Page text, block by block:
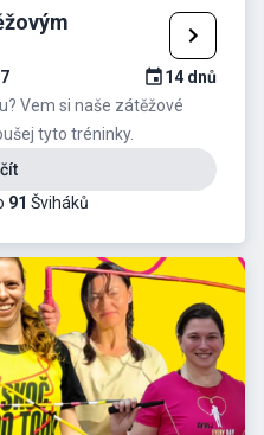
7 14 dnů
Vem si naše zátěžové
tyto tréninky.
91 Šviháků